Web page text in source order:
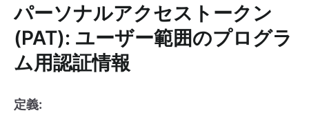
パーソナルアクセストークン
(PAT): ユーザー範囲のプログラ
ム用認証情報
定義: